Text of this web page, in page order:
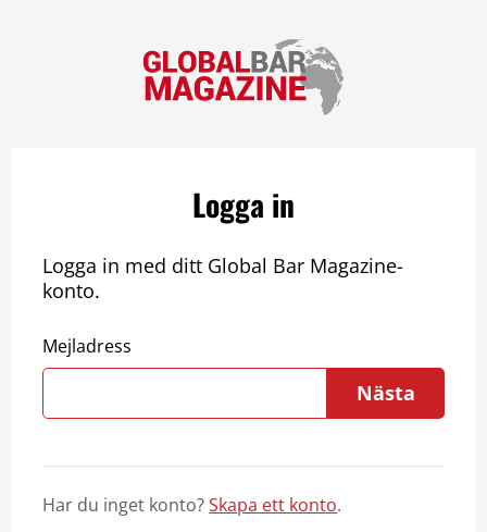
Logga in
Logga in med ditt Global Bar Magazine-
konto.
Mejladress
Nästa
Har du inget konto?Skapa ett konto.